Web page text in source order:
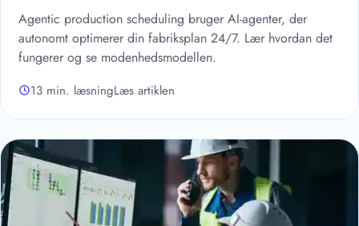
Agentic production scheduling bruger AI-agenter, der
autonomt optimerer din fabriksplan 24/7. Lær hvordan det
fungerer og se modenhedsmodellen.
13 min. læsningLæs artiklen